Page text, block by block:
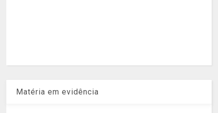
Matéria em evidência